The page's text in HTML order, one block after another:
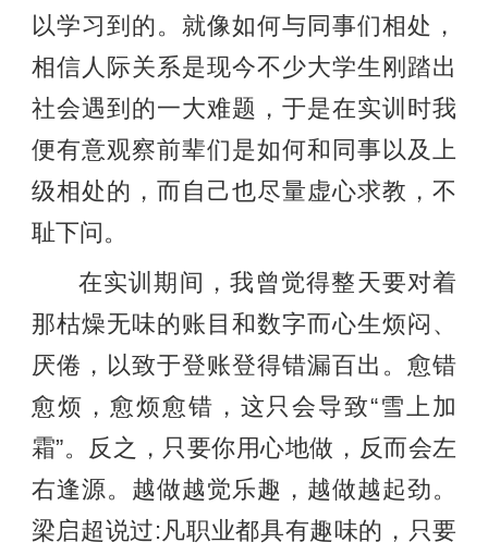
以学习到的。就像如何与同事们相处，
相信人际关系是现今不少大学生刚踏出
社会遇到的一大难题，于是在实训时我
便有意观察前辈们是如何和同事以及上
级相处的，而自己也尽量虚心求教，不
耻下问。
在实训期间，我曾觉得整天要对着
那枯燥无味的账目和数字而心生烦闷、
厌倦，以致于登账登得错漏百出。愈错
愈烦，愈烦愈错，这只会导致“雪上加
霜”。反之，只要你用心地做，反而会左
右逢源。越做越觉乐趣，越做越起劲。
梁启超说过:凡职业都具有趣味的，只要